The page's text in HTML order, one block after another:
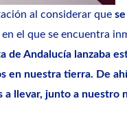
al considerar que
el que se encuentra
de Andalucía lanzaba
en nuestra tierra. De
llevar, junto a nuestro